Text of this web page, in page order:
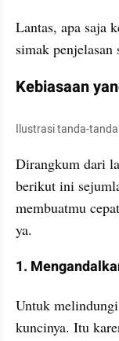
Lantas, apa saja
simak penjelasan
Kebiasaan
Ilustrasi tanda-
Dirangkum dari
berikut ini
membuatmu
ya.
1.
Untuk
kuncinya. Itu